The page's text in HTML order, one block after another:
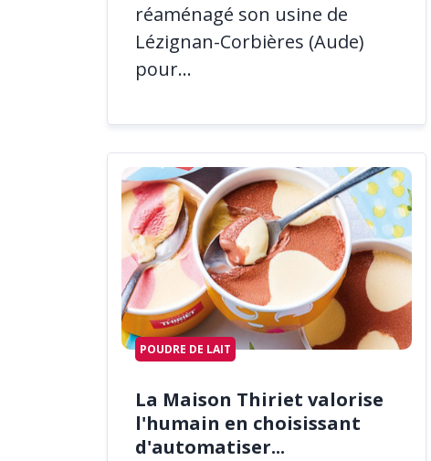
réaménagé son usine de
Lézignan-Corbières (Aude)
pour...
POUDRE DE LAIT
La Maison Thiriet valorise
l'humain en choisissant
d'automatiser...